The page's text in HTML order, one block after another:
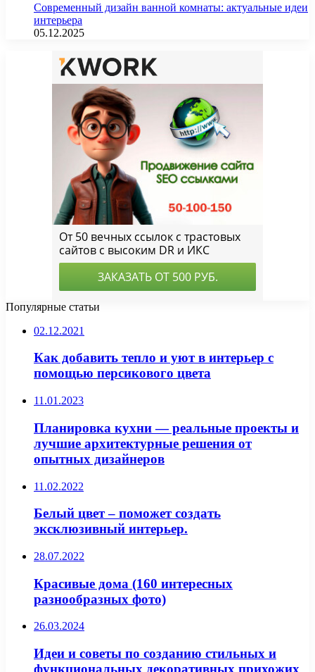
Современный дизайн ванной комнаты: актуальные идеи
интерьера
05.12.2025
Популярные статьи
02.12.2021
Как добавить тепло и уют в интерьер с
помощью персикового цвета
11.01.2023
Планировка кухни — реальные проекты и
лучшие архитектурные решения от
опытных дизайнеров
11.02.2022
Белый цвет – поможет создать
эксклюзивный интерьер.
28.07.2022
Красивые дома (160 интересных
разнообразных фото)
26.03.2024
Идеи и советы по созданию стильных и
функциональных декоративных прихожих